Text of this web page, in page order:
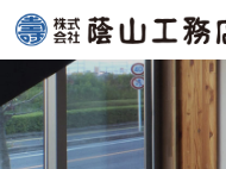
Skip
to
content